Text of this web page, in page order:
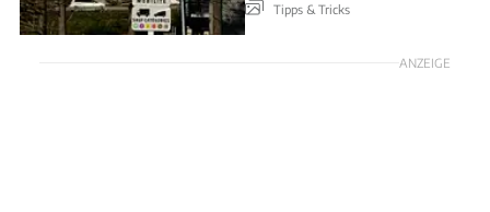
Tipps & Tricks
ANZEIGE